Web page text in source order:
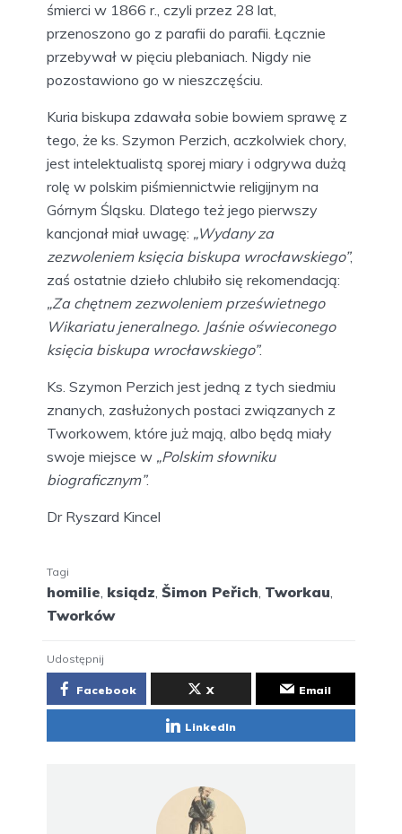
śmierci w 1866 r., czyli przez 28 lat,
przenoszono go z parafii do parafii. Łącznie
przebywał w pięciu plebaniach. Nigdy nie
pozostawiono go w nieszczęściu.
Kuria biskupa zdawała sobie bowiem sprawę z
tego, że ks. Szymon Perzich, aczkolwiek chory,
jest intelektualistą sporej miary i odgrywa dużą
rolę w polskim piśmiennictwie religijnym na
Górnym Śląsku. Dlatego też jego pierwszy
kancjonał miał uwagę: „Wydany za
zezwoleniem księcia biskupa wrocławskiego”,
zaś ostatnie dzieło chlubiło się rekomendacją:
„Za chętnem zezwoleniem prześwietnego
Wikariatu jeneralnego. Jaśnie oświeconego
księcia biskupa wrocławskiego”.
Ks. Szymon Perzich jest jedną z tych siedmiu
znanych, zasłużonych postaci związanych z
Tworkowem, które już mają, albo będą miały
swoje miejsce w „Polskim słowniku
biograficznym”.
Dr Ryszard Kincel
Tagi
homilie ksiądz Šimon Peřich Tworkau
Tworków
Udostępnij
Facebook X Email
LinkedIn